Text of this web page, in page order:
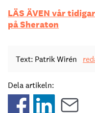
LÄS ÄVEN vår
på Sheraton
Text: Patrik Wirén
Dela artikeln: